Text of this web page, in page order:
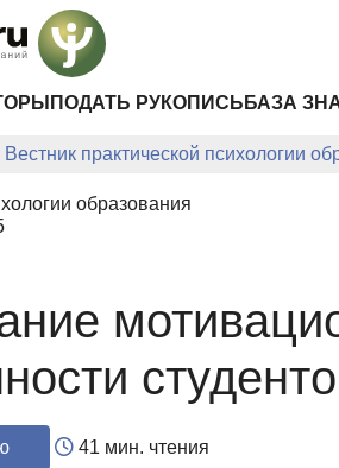
ПОДАТЬ РУКОПИСЬ БАЗА
Вестник практической психологии
образования
41 мин. чтения